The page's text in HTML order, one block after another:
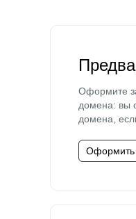
Оформите
домена: вы
домена,
Оформить